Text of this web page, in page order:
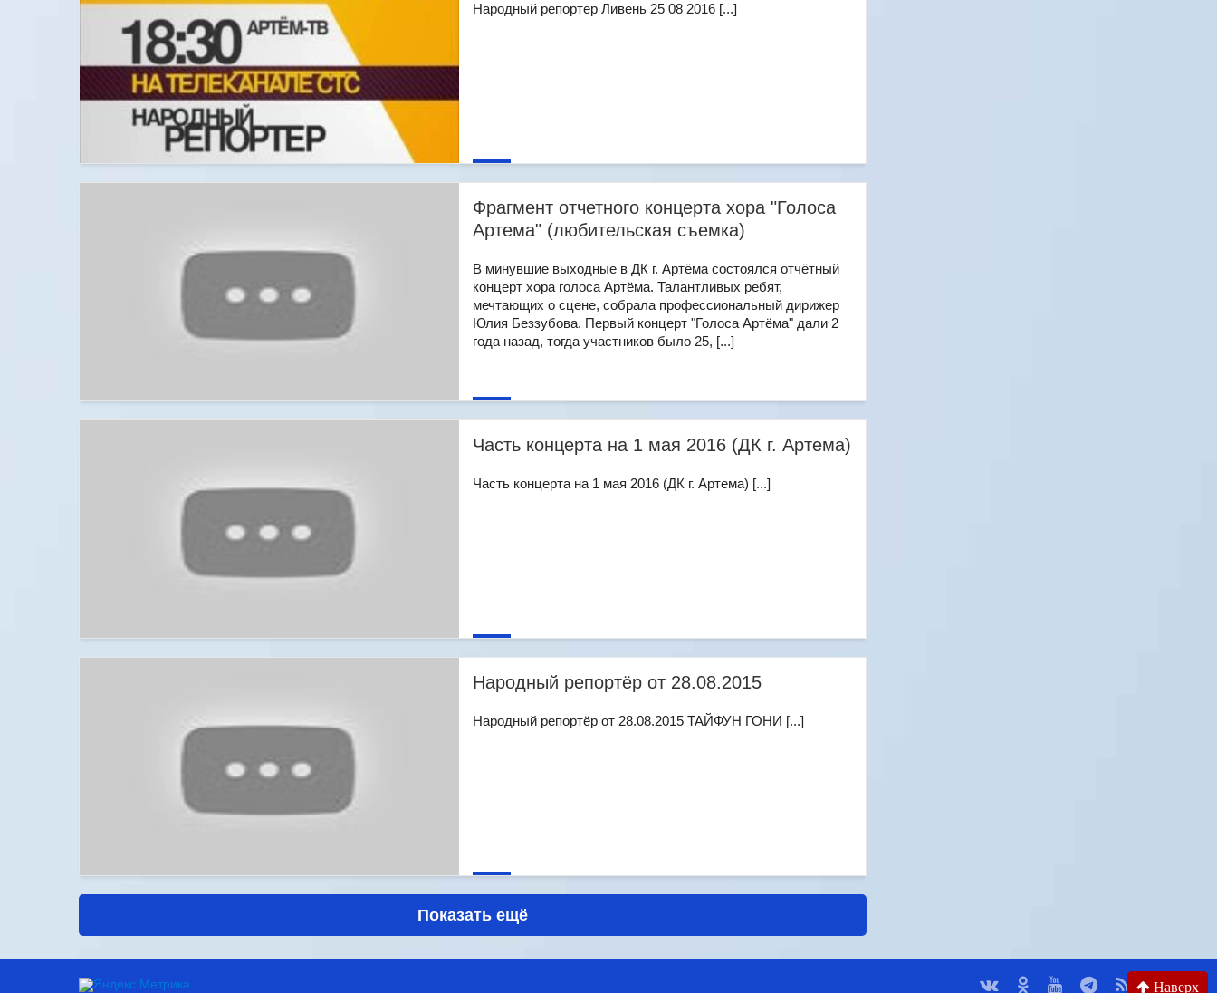
Народный репортер Ливень 25 08 2016 [...]
Фрагмент отчетного концерта хора "Голоса
Артема" (любительская съемка)
В минувшие выходные в ДК г. Артёма состоялся отчётный
концерт хора голоса Артёма. Талантливых ребят,
мечтающих о сцене, собрала профессиональный дирижер
Юлия Беззубова. Первый концерт "Голоса Артёма" дали 2
года назад, тогда участников было 25, [...]
Часть концерта на 1 мая 2016 (ДК г. Артема)
Часть концерта на 1 мая 2016 (ДК г. Артема) [...]
Народный репортёр от 28.08.2015
Народный репортёр от 28.08.2015 ТАЙФУН ГОНИ [...]
Показать ещё
Наверх